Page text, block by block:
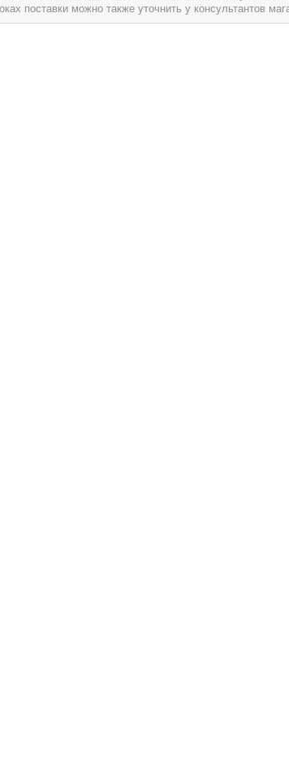
поставки можно также уточнить у консультантов